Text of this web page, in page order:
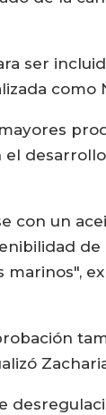
ser
como
con un
de